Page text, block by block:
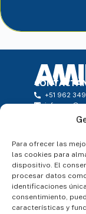
Para ofrecer las
las cookies para
dispositivo. El
procesar datos
identificaciones
consentimiento,
características y
+51 962
Horario: de
Avenida
¿Quiénes
Atención al
Blog
Pagos
Contacto
SÍGUENOS